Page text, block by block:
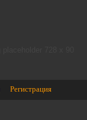
Регистрация